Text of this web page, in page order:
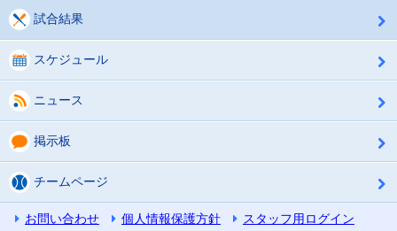
試合結果
スケジュール
ニュース
掲示板
チームページ
お問い合わせ 個人情報保護方針 スタッフ用ログイン